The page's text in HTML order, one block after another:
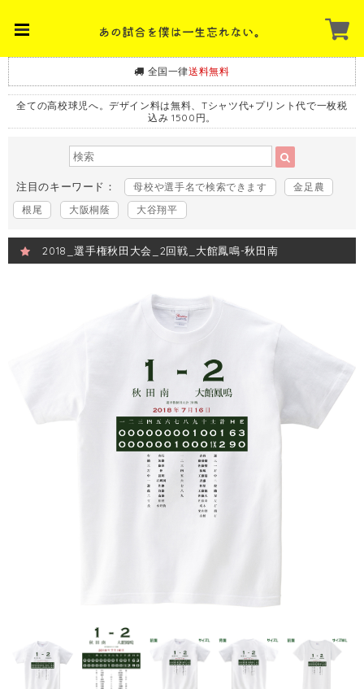
全国一律送料無料
全ての高校球児へ。デザイン料は無料、Tシャツ代+プリント代で一枚税
込み 1500円。
注目のキーワード： 母校や選手名で検索できます
金足農
根尾
大阪桐蔭 大谷翔平
2018_選手権秋田大会_2回戦_大館鳳鳴-秋田南